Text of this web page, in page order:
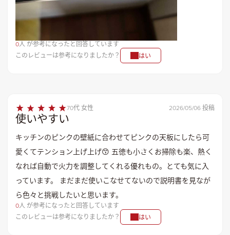
0人 が参考になったと回答しています
このレビューは参考になりましたか？
はい
70代 女性 2026/05/06 投稿
使いやすい
キッチンのピンクの壁紙に合わせてピンクの天板にしたら可
愛くてテンション上げ上げ😙 五徳も小さくお掃除も楽、熱く
なれば自動で火力を調整してくれる優れもの。とても気に入
っています。 まだまだ使いこなせてないので説明書を見なが
ら色々と挑戦したいと思います。
0人 が参考になったと回答しています
このレビューは参考になりましたか？
はい